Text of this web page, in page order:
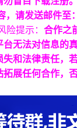
请发送邮件至：
险提示： 合作之
无法对信息的
失和法律责任，
拓展任何合作，